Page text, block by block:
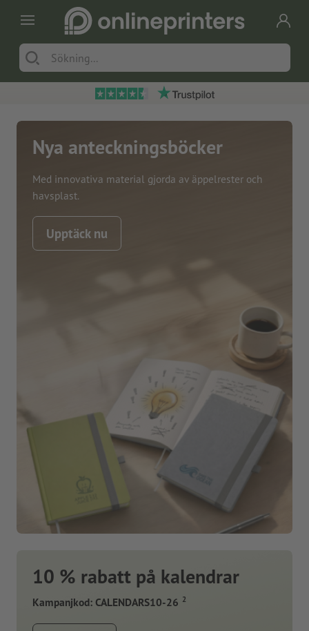
Nya anteckningsböcker
Med innovativa material gjorda av äppelrester och
havsplast.
Upptäck nu
10 % rabatt på kalendrar
Kampanjkod: CALENDARS10-26 2